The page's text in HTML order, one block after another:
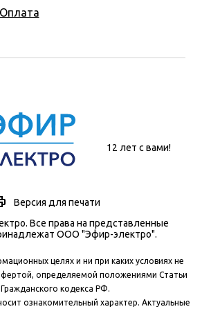
Оплата
12 лет с вами!
Версия для печати
Все права на представленные
ООО "Эфир-электро".
целях и ни при каких условиях не
определяемой положениями Статьи
Гражданского кодекса РФ.
ознакомительный характер. Актуальные